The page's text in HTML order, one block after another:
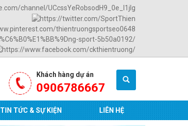
Khách hàng dự án
0906786667
TIN TỨC & SỰ KIỆN LIÊN HỆ